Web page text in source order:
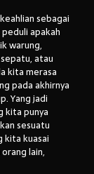
sebagai
apakah
warung,
atau
kita merasa
pada akhirnya
Yang jadi
kita punya
sesuatu
kita kuasai
lain,